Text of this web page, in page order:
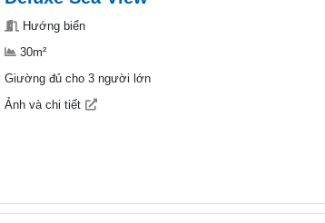
Hướng biển
30m²
Giường đủ cho 3 người lớn
Ảnh và chi tiết